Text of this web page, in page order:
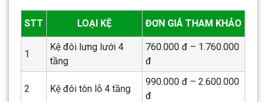
STT LOẠI KỆ ĐƠN GIÁ THAM KHẢO
1
Kệ đôi lưng lưới 4
tầng
760.000 đ – 1.760.000
đ
2 Kệ đôi tôn lỗ 4 tầng
990.000 đ – 2.600.000
đ